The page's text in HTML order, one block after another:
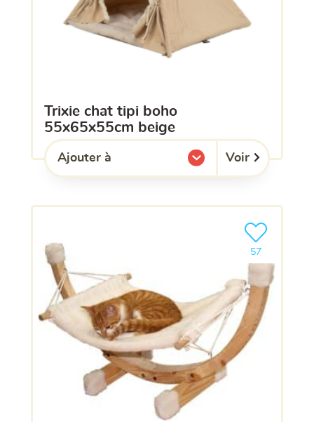
trixie chat tipi boho
55x65x55cm beige
Ajouter à
l'une de mes listes. Voir
57
Ajouter le